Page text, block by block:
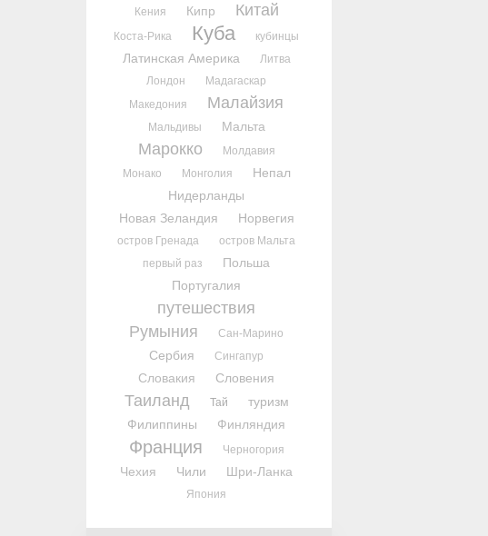
Кения Кипр Китай
Коста-Рика Куба кубинцы
Латинская Америка
Литва
Лондон
Мадагаскар
Македония
Малайзия
Мальдивы Мальта
Марокко
Молдавия
Монако
Монголия
Непал
Нидерланды
Новая Зеландия
Норвегия
остров Гренада
остров Мальта
первый раз
Польша
Португалия
путешествия
Румыния
Сан-Марино
Сербия Сингапур
Словакия Словения
Таиланд Тай
туризм
Филиппины
Финляндия
Франция Черногория
Чехия Чили Шри-Ланка
Япония